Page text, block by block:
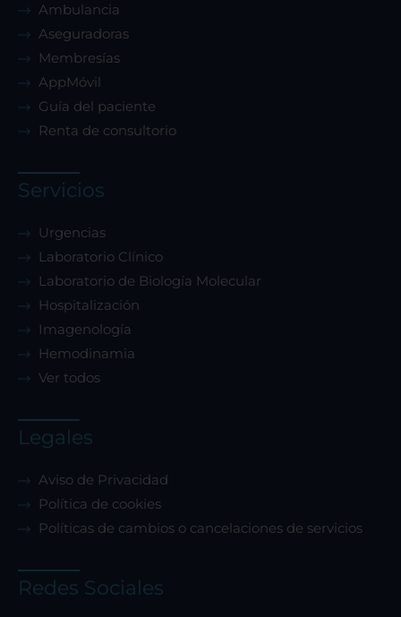
Ambulancia
Aseguradoras
Membresías
AppMóvil
Guía del paciente
Renta de consultorio
Servicios
Urgencias
Laboratorio Clínico
Laboratorio de Biología Molecular
Hospitalización
Imagenología
Hemodinamia
Ver todos
Legales
Aviso de Privacidad
Política de cookies
Políticas de cambios o cancelaciones de servicios
Redes Sociales